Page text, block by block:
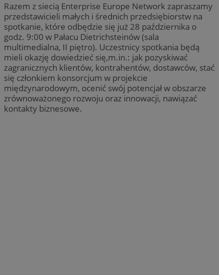
Razem z siecią Enterprise Europe Network zapraszamy
przedstawicieli małych i średnich przedsiębiorstw na
spotkanie, które odbędzie się już 28 października o
godz. 9:00 w Pałacu Dietrichsteinów (sala
multimedialna, II piętro). Uczestnicy spotkania będą
mieli okazję dowiedzieć się,m.in.: jak pozyskiwać
zagranicznych klientów, kontrahentów, dostawców, stać
się członkiem konsorcjum w projekcie
międzynarodowym, ocenić swój potencjał w obszarze
zrównoważonego rozwoju oraz innowacji, nawiązać
kontakty biznesowe.